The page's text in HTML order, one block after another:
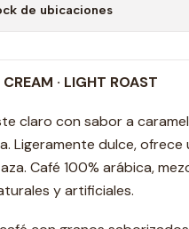
de ubicaciones
· LIGHT ROAST
claro con sabor a
Ligeramente dulce, ofrece
Café 100% arábica,
y artificiales.